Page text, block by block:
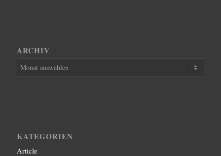
ARCHIV
KATEGORIEN
Article